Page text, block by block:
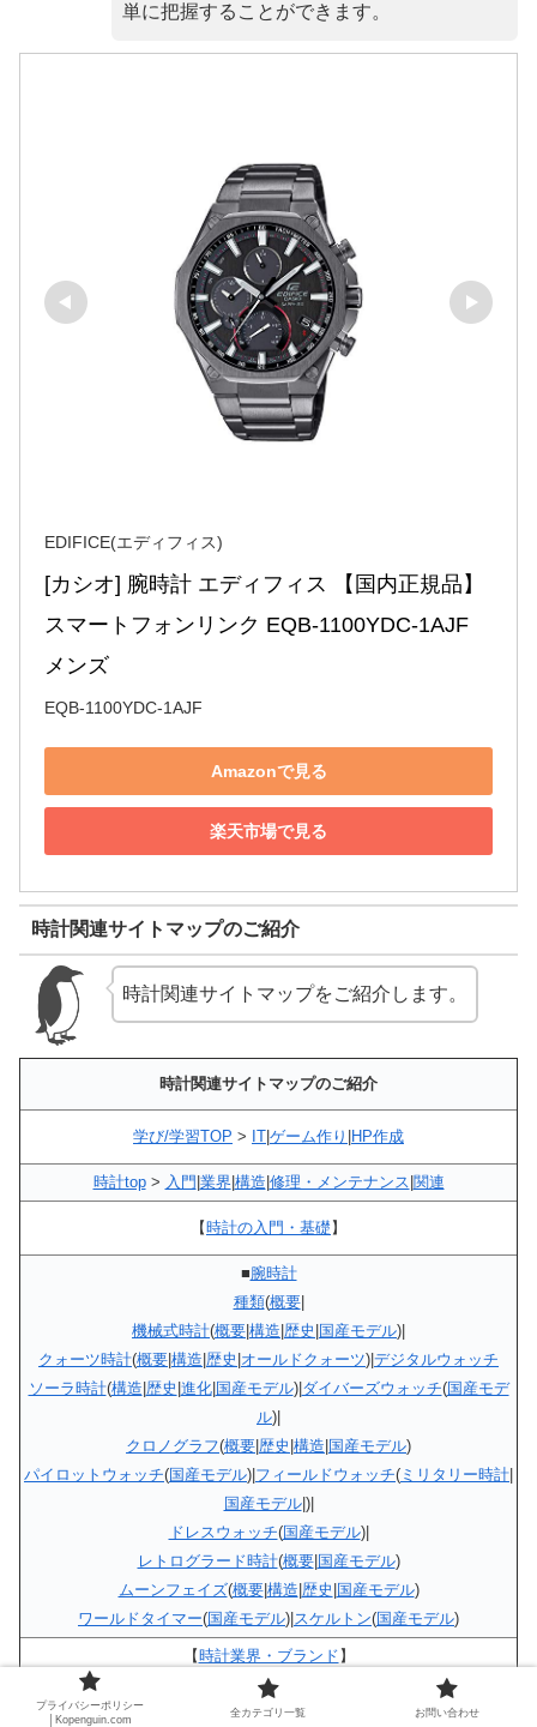
単に把握することができます。
EDIFICE(エディフィス)
[カシオ] 腕時計 エディフィス 【国内正規品】
スマートフォンリンク EQB-1100YDC-1AJF
メンズ
EQB-1100YDC-1AJF
Amazonで見る
楽天市場で見る
時計関連サイトマップのご紹介
時計関連サイトマップをご紹介します。
時計関連サイトマップのご紹介
学び/学習TOP > IT|ゲーム作り |HP作成
時計top> 入門|業界|構造|修理・メンテナンス |関連
【時計の入門・基礎】
■腕時計
種類(概要|
機械式時計(概要|構造|歴史 |国産モデル)|
クォーツ時計(概要|構造|歴史 |オールドクォーツ)|デジタルウォッチ
ソーラ時計(構造|歴史 |進化|国産モデル)|ダイバーズウォッチ(国産モデ
ル)|
クロノグラフ(概要|歴史 |構造|国産モデル)
パイロットウォッチ(国産モデル)|フィールドウォッチ( ミリタリー時計|
国産モデル|)|
ドレスウォッチ(国産モデル)|
レトログラード時計(概要|国産モデル)
ムーンフェイズ(概要|構造|歴史 |国産モデル)
ワールドタイマー(国産モデル)|スケルトン(国産モデル)
【時計業界・ブランド】
時計業界
■時計業界
プライバシーポリシー
│Kopenguin.com
全カテゴリ一覧 お問い合わせ